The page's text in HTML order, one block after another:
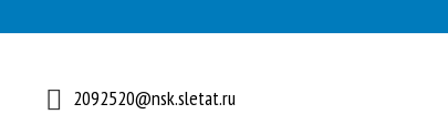
2092520@nsk.sletat.ru